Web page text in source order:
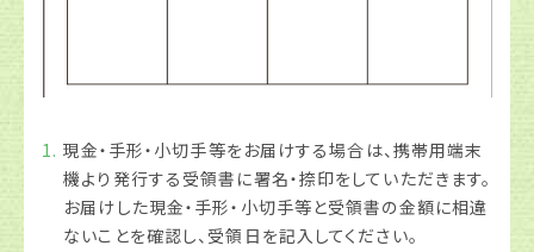
現金・手形・小切手等をお届けする場合は、携帯用端末
機より発行する受領書に署名・捺印をしていただきます。
お届けした現金・手形・小切手等と受領書の金額に相違
ないことを確認し、受領日を記入してください。